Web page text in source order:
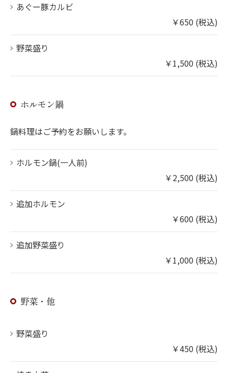
あぐー豚カルビ
￥650 (税込)
野菜盛り
￥1,500 (税込)
ホルモン鍋
鍋料理はご予約をお願いします。
ホルモン鍋(一人前)
￥2,500 (税込)
追加ホルモン
￥600 (税込)
追加野菜盛り
￥1,000 (税込)
野菜・他
野菜盛り
￥450 (税込)